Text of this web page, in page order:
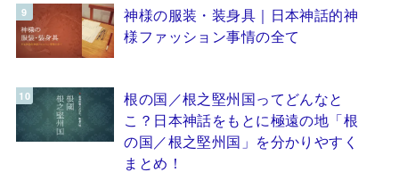
神様の服装・装身具｜日本神話的神
様ファッション事情の全て
根の国／根之堅州国ってどんなと
こ？日本神話をもとに極遠の地「根
の国／根之堅州国」を分かりやすく
まとめ！